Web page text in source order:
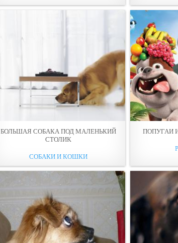
БОЛЬШАЯ СОБАКА ПОД МАЛЕНЬКИЙ
СТОЛИК
СОБАКИ И КОШКИ
ПОПУГАИ